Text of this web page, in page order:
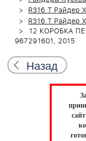
R316 T Райдер
R316 T Райдер
12 КОРОБКА
967291601, 2015
Назад